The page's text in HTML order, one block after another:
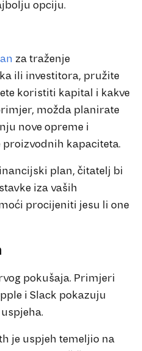
opciju.
za traženje
ili investitora, pružite
koristiti kapital i kakve
možda planirate
nove opreme i
kapaciteta.
plan, čitatelj bi
iza vaših
procijeniti jesu li one
pokušaja. Primjeri
i Slack pokazuju
je uspjeh temeljio na